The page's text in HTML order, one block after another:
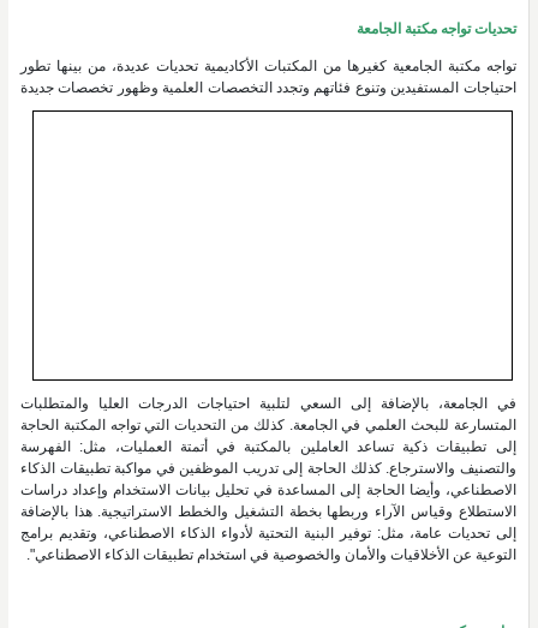
تحديات تواجه مكتبة الجامعة
تواجه مكتبة الجامعية كغيرها من المكتبات الأكاديمية تحديات عديدة، من بينها تطور
احتياجات المستفيدين وتنوع فئاتهم وتجددالتخصصات العلمية وظهور تخصصات جديدة
في الجامعة، بالإضافة إلى السعي لتلبية احتياجات الدرجات العليا والمتطلبات
المتسارعة للبحث العلمي في الجامعة. كذلك من التحديات التي تواجه المكتبة الحاجة
إلى تطبيقات ذكية تساعد العاملين بالمكتبة في أتمتة العمليات، مثل: الفهرسة
والتصنيف والاسترجاع. كذلك الحاجة إلى تدريب الموظفين في مواكبة تطبيقات الذكاء
الاصطناعي، وأيضا الحاجة إلى المساعدة في تحليل بيانات الاستخدام وإعداد دراسات
الاستطلاع وقياس الآراء وربطها بخطة التشغيل والخطط الاستراتيجية. هذا بالإضافة
إلى تحديات عامة، مثل: توفير البنية التحتية لأدواء الذكاء الاصطناعي، وتقديم برامج
التوعية عن الأخلاقيات والأمان والخصوصية في استخدام تطبيقات الذكاء الاصطناعي".